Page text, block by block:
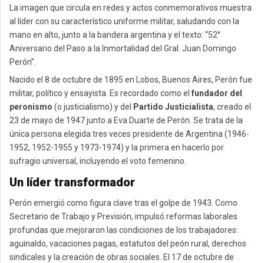
La imagen que circula en redes y actos conmemorativos muestra
al líder con su característico uniforme militar, saludando con la
mano en alto, junto a la bandera argentina y el texto: “52°
Aniversario del Paso a la Inmortalidad del Gral. Juan Domingo
Perón”.
Nacido el 8 de octubre de 1895 en Lobos, Buenos Aires, Perón fue
militar, político y ensayista. Es recordado como el fundador del
peronismo (o justicialismo) y del Partido Justicialista, creado el
23 de mayo de 1947 junto a Eva Duarte de Perón. Se trata de la
única persona elegida tres veces presidente de Argentina (1946-
1952, 1952-1955 y 1973-1974) y la primera en hacerlo por
sufragio universal, incluyendo el voto femenino.
Un líder transformador
Perón emergió como figura clave tras el golpe de 1943. Como
Secretario de Trabajo y Previsión, impulsó reformas laborales
profundas que mejoraron las condiciones de los trabajadores:
aguinaldo, vacaciones pagas, estatutos del peón rural, derechos
sindicales y la creación de obras sociales. El 17 de octubre de